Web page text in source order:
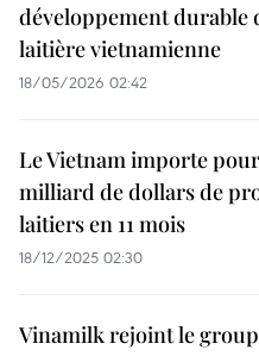
développement durable
laitière vietnamienne
18/05/2026 02:42
Le Vietnam importe pour
milliard de dollars de
laitiers en 11 mois
18/12/2025 02:30
Vinamilk rejoint le